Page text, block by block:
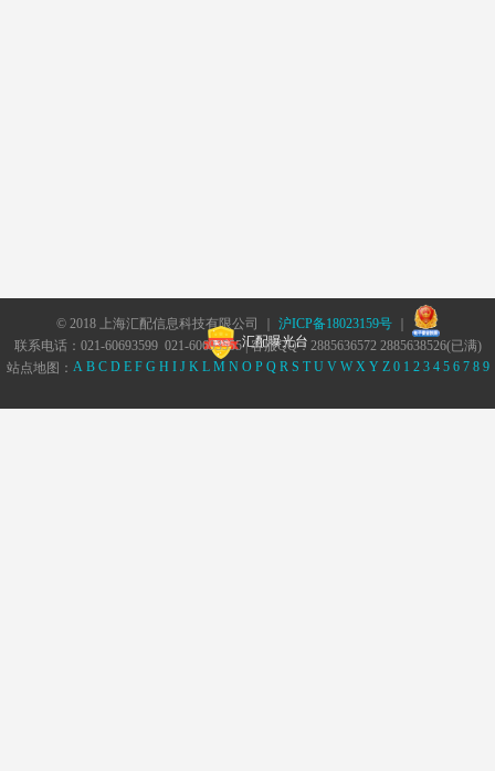
© 2018 上海汇配信息科技有限公司 ｜ 沪ICP备18023159号｜
汇配曝光台
联系电话：021-60693599 021-60693555 | 客服QQ：2885636572 2885638526(已满)
站点地图： A B C D E F G H I J K L M N O P Q R S T U V W X Y Z 0 1 2 3 4 5 6 7 8 9